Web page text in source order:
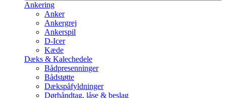
Ankering
Anker
Ankergrej
Ankerspil
D-Icer
Kæde
Dæks & Kalechedele
Bådpresenninger
Bådstøtte
Dækspåfyldninger
Dørhåndtag, låse & beslag